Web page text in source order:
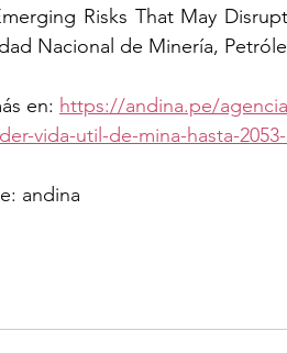
Risks That May
Nacional de Minería,
en: https://andina.pe/
vida-util-de-mina-hasta-
andina